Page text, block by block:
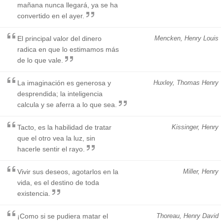
mañana nunca llegará, ya se ha
convertido en el ayer.
Mencken, Henry Louis
El principal valor del dinero
radica en que lo estimamos más
de lo que vale.
Huxley, Thomas Henry
La imaginación es generosa y
desprendida; la inteligencia
calcula y se aferra a lo que sea.
Kissinger, Henry
Tacto, es la habilidad de tratar
que el otro vea la luz, sin
hacerle sentir el rayo.
Miller, Henry
Vivir sus deseos, agotarlos en la
vida, es el destino de toda
existencia.
Thoreau, Henry David
¡Como si se pudiera matar el